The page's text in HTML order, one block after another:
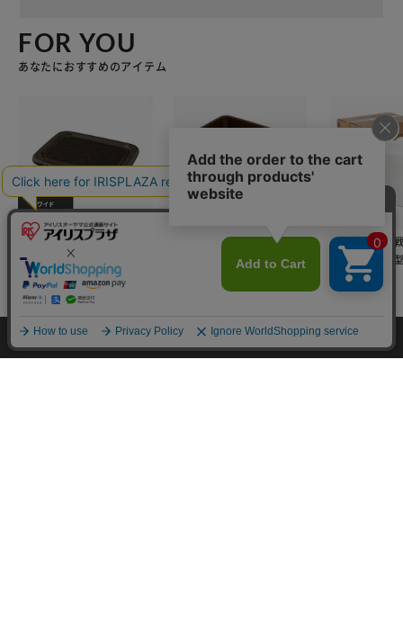
FOR YOU
あなたにおすすめのアイテム
フチもれしにくいトレ
ーニングペットトレー
ワイド チャコールグレ
ー FTT-635 犬トイレ
¥3,300
(327)
カートに入れる
トレーニング犬トイレ
ワイド すのこ付き TRT
¥5,500
(133)
カートに入れる
＼最安値に挑
【800枚】 薄
シーツ レギュラ
枚×4袋 犬 シーツ トイ
セール
カート
HOME 探す ログイン お気に入り お知らせ